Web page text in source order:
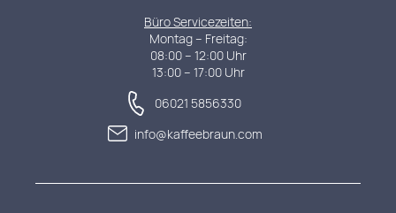
Büro Servicezeiten:
Montag – Freitag:
08:00 – 12:00 Uhr
13:00 – 17:00 Uhr
06021 5856330
info@kaffeebraun.com